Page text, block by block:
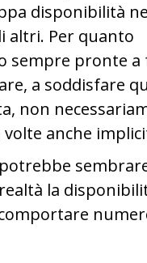
disponibilità
altri. Per quanto
sempre pronte a
a soddisfare
non
volte anche
la